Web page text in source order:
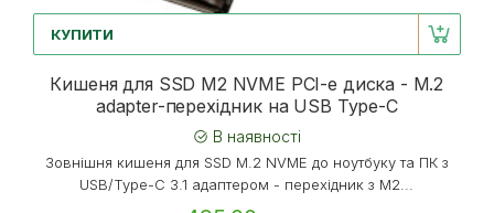
КУПИТИ
Кишеня для SSD M2 NVME PCI-e диска - M.2
adapter-перехідник на USB Type-C
В наявності
Зовнішня кишеня для SSD M.2 NVME до ноутбуку та ПК з
USB/Type-C 3.1 адаптером - перехідник з M2...